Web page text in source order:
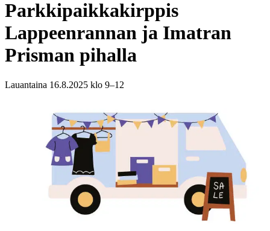
Parkkipaikkakirppis
Lappeenrannan ja Imatran
Prisman pihalla
Lauantaina 16.8.2025 klo 9–12